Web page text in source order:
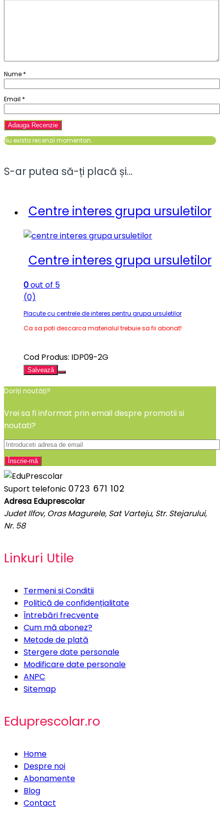
Nume *
Email *
Nu exista recenzii momentan.
S-ar putea să-ți placă și…
Centre interes grupa ursuletilor
Centre interes grupa ursuletilor
0out of 5
(0)
Placute cu centrele de interes pentru grupa ursuletilor
Ca sa poti descarca materialul trebuie sa fii abonat!
Cod Produs: IDP09-2G
Salvează
Doriți noutăți?
Vrei sa fi informat prin email despre promotii si
noutati?
Suport telefonic 0723 671 102
Adresa Eduprescolar
Judet Ilfov, Oras Magurele, Sat Varteju, Str. Stejarului,
Nr. 58
Linkuri Utile
Termeni si Conditii
Politică de confidențialitate
Întrebări frecvente
Cum mă abonez?
Metode de plată
Stergere date personale
Modificare date personale
ANPC
Sitemap
Eduprescolar.ro
Home
Despre noi
Abonamente
Blog
Contact